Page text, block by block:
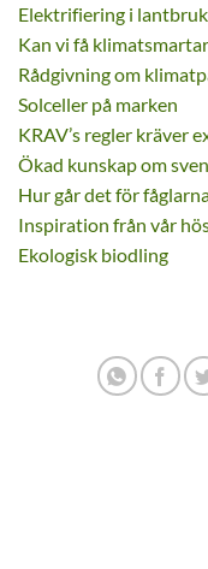
Elektrifiering i
Kan vi få
Rådgivning om
Solceller på marken
KRAV’s regler kräver
Ökad kunskap om
Hur går det för
Inspiration från vår
Ekologisk biodling